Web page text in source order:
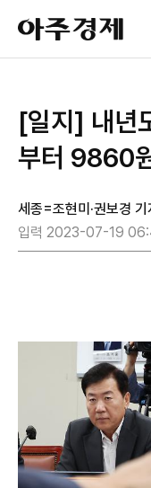
아
주
경
[일지] 내년
부터 9860
세종=조현미·권보경 기
입력 2023-07-19